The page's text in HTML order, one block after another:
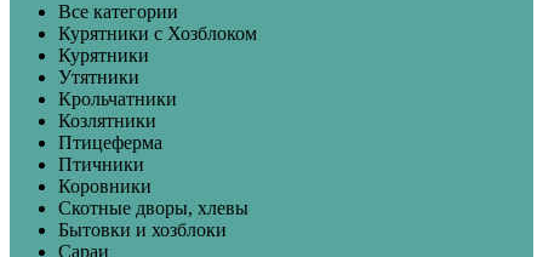
Все категории
Курятники с Хозблоком
Курятники
Утятники
Крольчатники
Козлятники
Птицеферма
Птичники
Коровники
Скотные дворы, хлевы
Бытовки и хозблоки
Сараи